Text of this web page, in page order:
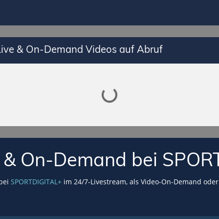
& On-Demand Videos auf Abruf
Lade SPORTDIGITAL+ Mediathek
On-Demand bei
SPORTDIGITAL+ im 24/7-Livestream, als Video-On-Demand